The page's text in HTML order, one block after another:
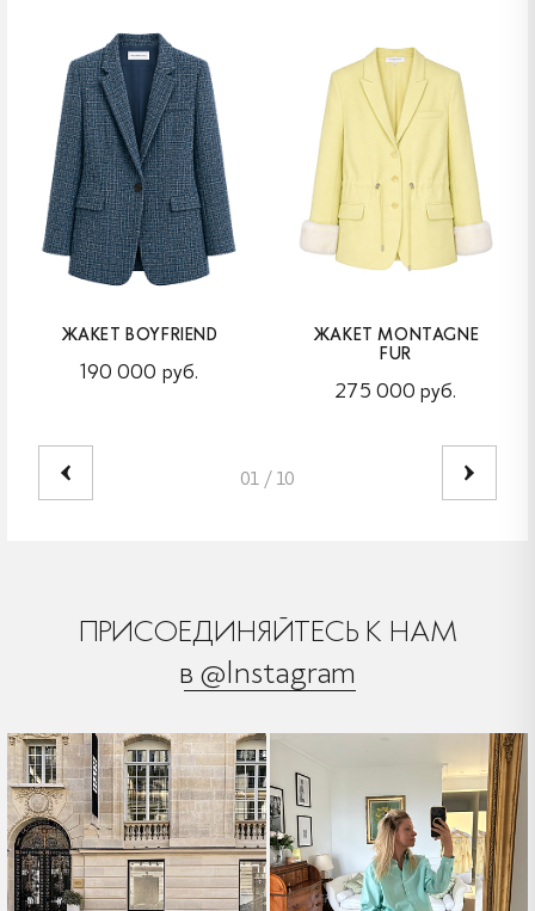
ЖАКЕТ BOYFRIEND
190 000 руб.
ЖАКЕТ MONTAGNE
FUR
275 000 руб.
01 / 10
ПРИСОЕДИНЯЙТЕСЬ К НАМ
в @Instagram